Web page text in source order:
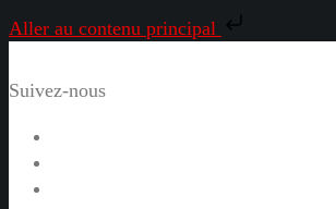
Aller au contenu principal
Suivez-nous